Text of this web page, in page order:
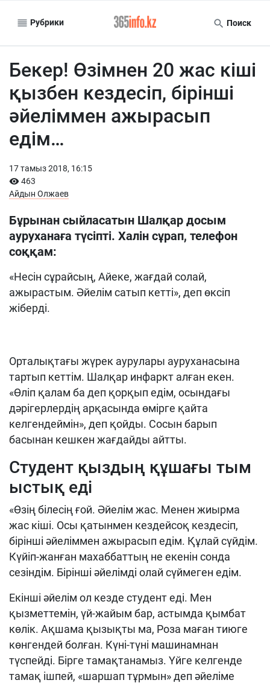
Рубрики Поиск
Бекер! Өзімнен 20 жас кіші
қызбен кездесіп, бірінші
әйеліммен ажырасып
едім…
17 тамыз 2018, 16:15
463
Айдын Олжаев
Бұрынан сыйласатын Шалқар досым
ауруханаға түсіпті. Халін сұрап, телефон
соққам:
«Несін сұрайсың, Айеке, жағдай солай,
ажырастым. Әйелім сатып кетті», деп өксіп
жіберді.
Орталықтағы жүрек аурулары ауруханасына
тартып кеттім. Шалқар инфаркт алған екен.
«Өліп қалам ба деп қорқып едім, осындағы
дәрігерлердің арқасында өмірге қайта
келгендеймін», деп қойды. Сосын барып
басынан кешкен жағдайды айтты.
Студент қыздың құшағы тым
ыстық еді
«Өзің білесің ғой. Әйелім жас. Менен жиырма
жас кіші. Осы қатынмен кездейсоқ кездесіп,
бірінші әйеліммен ажырасып едім. Құлай сүйдім.
Күйіп-жанған махаббаттың не екенін сонда
сезіндім. Бірінші әйелімді олай сүймеген едім.
Екінші әйелім ол кезде студентеді. Мен
қызметтемін, үй-жайым бар, астымда қымбат
көлік. Ақшама қызықты ма, Роза маған тиюге
көнгендей болған. Күні-түні машинамнан
түспейді. Бірге тамақтанамыз. Үйге келгенде
тамақ ішпей, «шаршап тұрмын» деп әйеліме